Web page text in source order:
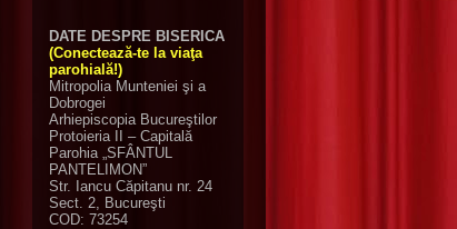
DATE DESPRE BISERICA
(Conectează-te la viaţa
parohială!)
Mitropolia Munteniei şi a
Dobrogei
Arhiepiscopia Bucureştilor
Protoieria II – Capitală
Parohia „SFÂNTUL
PANTELIMON”
Str. Iancu Căpitanu nr. 24
Sect. 2, Bucureşti
COD: 73254